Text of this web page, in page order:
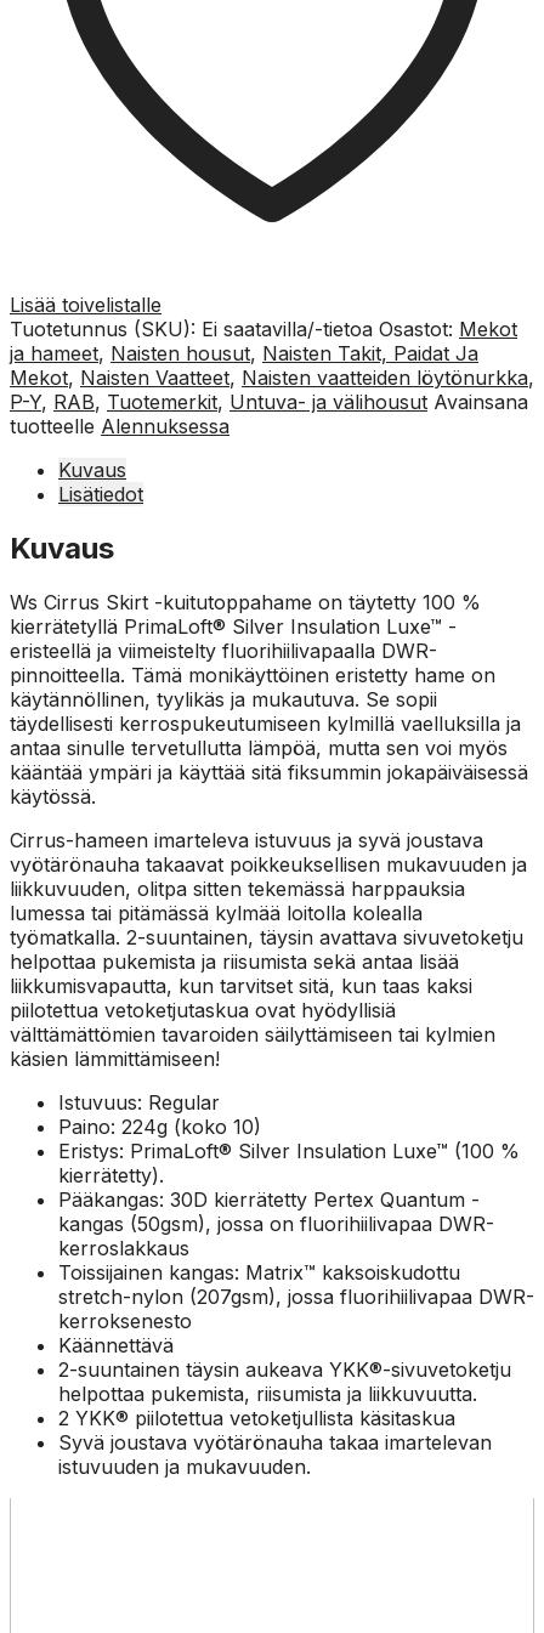
Lisää toivelistalle
Tuotetunnus (SKU): Ei saatavilla/-tietoa Osastot: Mekot
ja hameet, Naisten housut, Naisten Takit, Paidat Ja
Mekot, Naisten Vaatteet, Naisten vaatteiden löytönurkka,
P-Y, RAB, Tuotemerkit, Untuva- ja välihousut Avainsana
tuotteelle Alennuksessa
Kuvaus
Lisätiedot
Kuvaus
Ws Cirrus Skirt -kuitutoppahame on täytetty 100 %
kierrätetyllä PrimaLoft® Silver Insulation Luxe™ -
eristeellä ja viimeistelty fluorihiilivapaalla DWR-
pinnoitteella. Tämä monikäyttöinen eristetty hame on
käytännöllinen, tyylikäs ja mukautuva. Se sopii
täydellisesti kerrospukeutumiseen kylmillä vaelluksilla ja
antaa sinulle tervetullutta lämpöä, mutta sen voi myös
kääntää ympäri ja käyttää sitä fiksummin jokapäiväisessä
käytössä.
Cirrus-hameen imarteleva istuvuus ja syvä joustava
vyötärönauha takaavat poikkeuksellisen mukavuuden ja
liikkuvuuden, olitpa sitten tekemässä harppauksia
lumessa tai pitämässä kylmää loitolla kolealla
työmatkalla. 2-suuntainen, täysin avattava sivuvetoketju
helpottaa pukemista ja riisumista sekä antaa lisää
liikkumisvapautta, kun tarvitset sitä, kun taas kaksi
piilotettua vetoketjutaskua ovat hyödyllisiä
välttämättömien tavaroiden säilyttämiseen tai kylmien
käsien lämmittämiseen!
Istuvuus: Regular
Paino: 224g (koko 10)
Eristys: PrimaLoft® Silver Insulation Luxe™ (100 %
kierrätetty).
Pääkangas: 30D kierrätetty Pertex Quantum -
kangas (50gsm), jossa on fluorihiilivapaa DWR-
kerroslakkaus
Toissijainen kangas: Matrix™ kaksoiskudottu
stretch-nylon (207gsm), jossa fluorihiilivapaa DWR-
kerroksenesto
Käännettävä
2-suuntainen täysin aukeava YKK®-sivuvetoketju
helpottaa pukemista, riisumista ja liikkuvuutta.
2 YKK® piilotettua vetoketjullista käsitaskua
Syvä joustava vyötärönauha takaa imartelevan
istuvuuden ja mukavuuden.